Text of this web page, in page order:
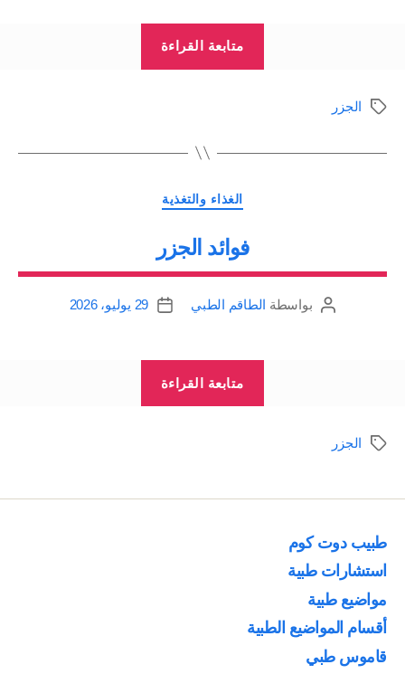
متابعة القراءة
الوسومالجزر
التصنيفات
الغذاء والتغذية
فوائد الجزر
كاتببواسطة الطاقم الطبي
تاريخ
29 يوليو، 2026
متابعة القراءة
الوسومالجزر
طبيب دوت كوم
استشارات طبية
مواضيع طبية
أقسام المواضيع الطبية
قاموس طبي